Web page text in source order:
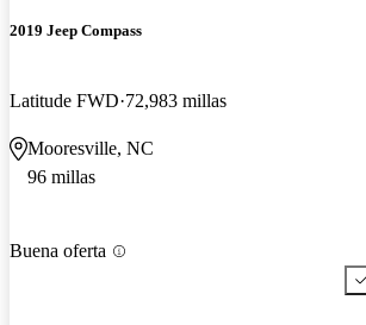
2019 Jeep Compass
Latitude FWD 72,983 millas
Mooresville, NC
96 millas
Buena oferta